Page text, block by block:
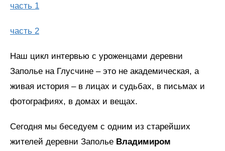
часть 1
часть 2
Наш цикл интервью с уроженцами деревни
Заполье на Глусчине – это не академическая, а
живая история – в лицах и судьбах, в письмах и
фотографиях, в домах и вещах.
Сегодня мы беседуем с одним из старейших
жителей деревни Заполье Владимиром